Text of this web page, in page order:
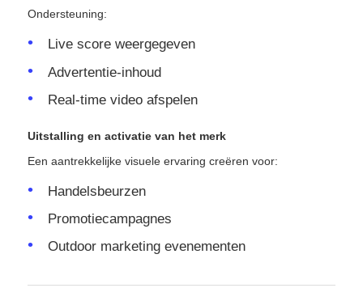
Ondersteuning:
Live score weergegeven
Advertentie-inhoud
Real-time video afspelen
Uitstalling en activatie van het merk
Een aantrekkelijke visuele ervaring creëren voor:
Handelsbeurzen
Promotiecampagnes
Outdoor marketing evenementen